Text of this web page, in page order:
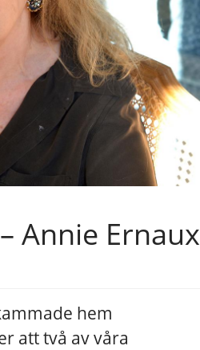
Annie Ernaux
hem
att två av våra